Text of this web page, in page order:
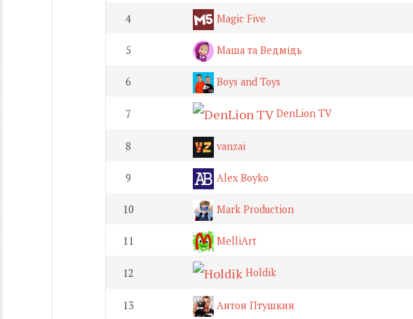
4 Magic Five
5 Маша та Ведмідь
6 Boys and Toys
7 DenLion TV
8 vanzai
9 Alex Boyko
10 Mark Production
11 MelliArt
12 Holdik
13 Антон Птушкин